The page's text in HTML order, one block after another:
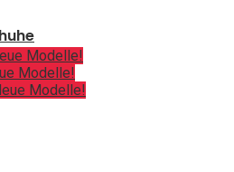
Modelle!
Modelle!
Modelle!